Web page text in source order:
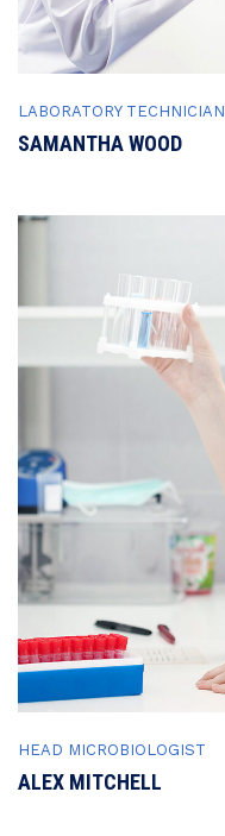
LABORATORY TECHNICIAN
SAMANTHA WOOD
HEAD MICROBIOLOGIST
ALEX MITCHELL